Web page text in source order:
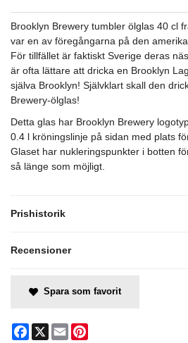
Prishistorik
Recensioner
Brooklyn Brewery tumbler ölglas 40 cl
var en av föregångarna på den
För tillfället är faktiskt Sverige deras
är ofta lättare att dricka en Brooklyn
själva Brooklyn! Självklart skall den
Brewery-ölglas!
Detta glas har Brooklyn Brewery
0.4 l kröningslinje på sidan med plats
Glaset har nukleringspunkter i botten
så länge som möjligt.
Spara som favorit
Facebook
X Email